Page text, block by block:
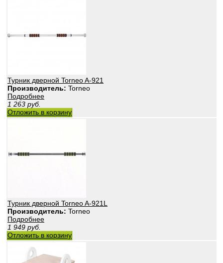
Турник дверной Torneo A-921
Производитель: Torneo
Подробнее
1 263 руб.
Отложить в корзину
Турник дверной Torneo A-921L
Производитель: Torneo
Подробнее
1 949 руб.
Отложить в корзину